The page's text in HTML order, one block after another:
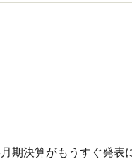
期決算がもうすぐ発表